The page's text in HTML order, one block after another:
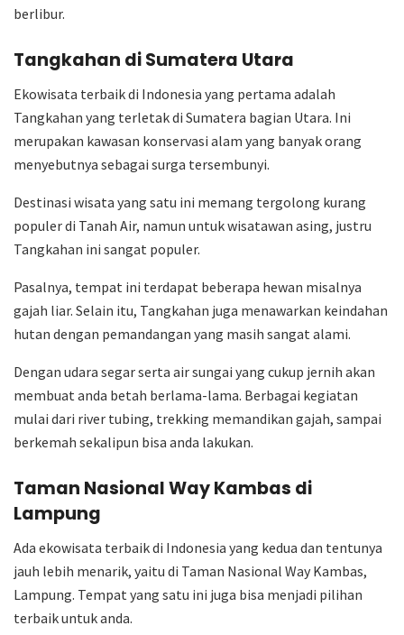
berlibur.
Tangkahan di Sumatera Utara
Ekowisata terbaik di Indonesia yang pertama adalah
Tangkahan yang terletak di Sumatera bagian Utara. Ini
merupakan kawasan konservasi alam yang banyak orang
menyebutnya sebagai surga tersembunyi.
Destinasi wisata yang satu ini memang tergolong kurang
populer di Tanah Air, namun untuk wisatawan asing, justru
Tangkahan ini sangat populer.
Pasalnya, tempat ini terdapat beberapa hewan misalnya
gajah liar. Selain itu, Tangkahan juga menawarkan keindahan
hutan dengan pemandangan yang masih sangat alami.
Dengan udara segar serta air sungai yang cukup jernih akan
membuat anda betah berlama-lama. Berbagai kegiatan
mulai dari river tubing, trekking memandikan gajah, sampai
berkemah sekalipun bisa anda lakukan.
Taman Nasional Way Kambas di
Lampung
Ada ekowisata terbaik di Indonesia yang kedua dan tentunya
jauh lebih menarik, yaitu di Taman Nasional Way Kambas,
Lampung. Tempat yang satu ini juga bisa menjadi pilihan
terbaik untuk anda.